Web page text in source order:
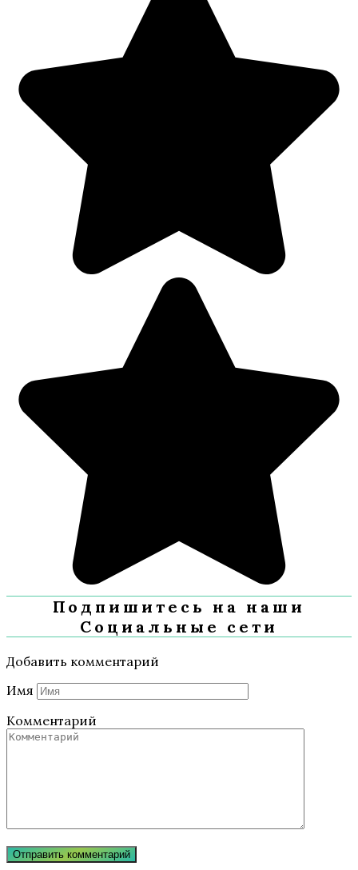
Подпишитесь на наши
Социальные сети
Добавить комментарий
Имя
Комментарий